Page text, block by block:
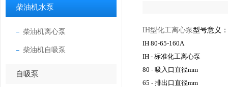
柴油机水泵
柴油机离心泵
柴油机自吸泵
自吸泵
IH型化工离心泵型号意义：
IH 80-65-160A
IH - 标准化工离心泵
80 - 吸入口直径mm
65 - 排出口直径mm